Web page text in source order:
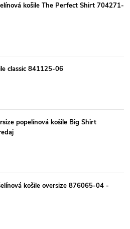
košile The Perfect Shirt 704271-
classic 841125-06
popelínová košile Big Shirt
košile oversize 876065-04 -